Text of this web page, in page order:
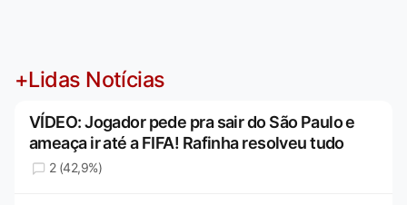
+Lidas Notícias
VÍDEO: Jogador pede pra sair do São Paulo e
ameaça ir até a FIFA! Rafinha resolveu tudo
2 (42,9%)